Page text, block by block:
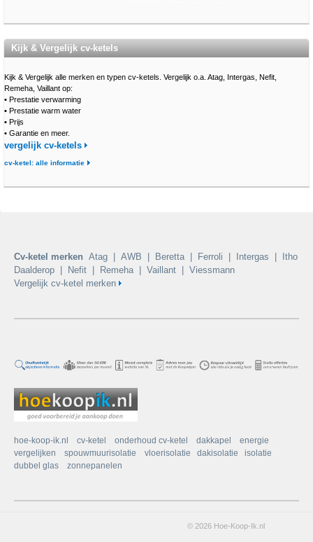
Kijk & Vergelijk cv-ketels
Kijk & Vergelijk alle merken en typen cv-ketels. Vergelijk o.a. Atag, Intergas, Nefit,
Remeha, Vaillant op:
• Prestatie verwarming
• Prestatie warm water
• Prijs
• Garantie en meer.
vergelijk cv-ketels
cv-ketel: alle informatie
Cv-ketel merken Atag AWB Beretta| Ferroli Intergas
Itho
Daalderop
Nefit Remeha| Vaillant
Viessmann
Vergelijk cv-ketel merken
hoe-koop-ik.nl cv-ketel onderhoud cv-ketel dakkapel
energie
vergelijken
spouwmuurisolatie vloerisolatie dakisolatie
isolatie
dubbel glas
zonnepanelen
© 2026 Hoe-Koop-Ik.nl